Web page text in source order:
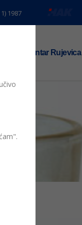
1987
TS centar Rujevica